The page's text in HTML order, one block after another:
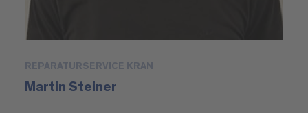
REPARATURSERVICE KRAN
Martin Steiner